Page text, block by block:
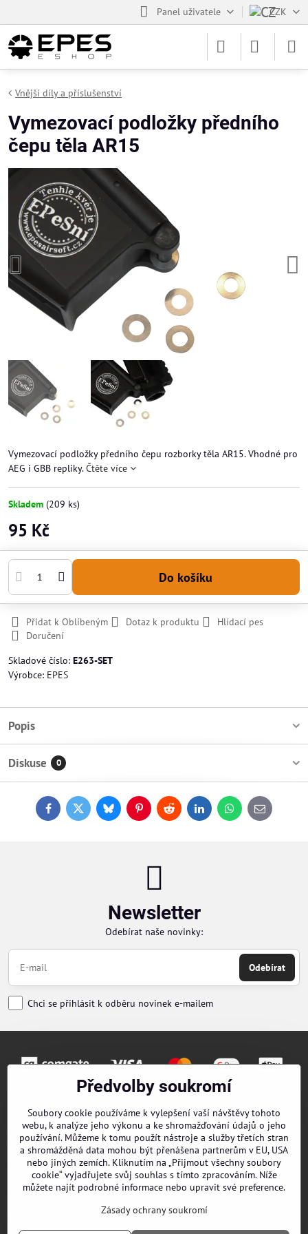
Panel uživatele CZK
Vnější díly a příslušenství
Vymezovací podložky předního
čepu těla AR15
Vymezovací podložky předního čepu rozborky těla AR15. Vhodné pro
AEG i GBB repliky.Čtěte více
Skladem (209 ks)
95 Kč
Do košíku
Přidat k Oblíbeným Dotaz k produktu
Hlídací pes
Doručení
Skladové číslo: E263-SET
Výrobce: EPES
Popis
Diskuse 0
FacebookTwitterBlueskyPinterestReddit LinkedInWhatsApp
E-
mail
Newsletter
Odebírat naše novinky:
Odebírat
Chci se přihlásit k odběru novinek e-mailem
Kontakty
Obchodní podmínky
O nás
EPES Catalog B2B
Předvolby soukromí
Soubory cookie používáme k vylepšení vaší návštěvy tohoto
webu, k analýze jeho výkonu a ke shromažďování údajů o jeho
používání. Můžeme k tomu použít nástroje a služby třetích stran
a shromážděná data mohou být přenášena partnerům v EU, USA
nebo jiných zemích. Kliknutím na „Přijmout všechny soubory
cookie“ vyjadřujete svůj souhlas s tímto zpracováním. Níže
můžete najít podrobné informace nebo upravit své preference.
Zásady ochrany soukromí